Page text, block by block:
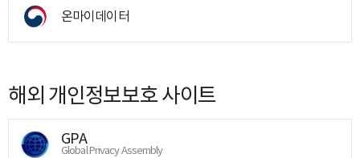
온마이데이터
해외 개인정보보호 사이트
GPA
Global Privacy Assembly